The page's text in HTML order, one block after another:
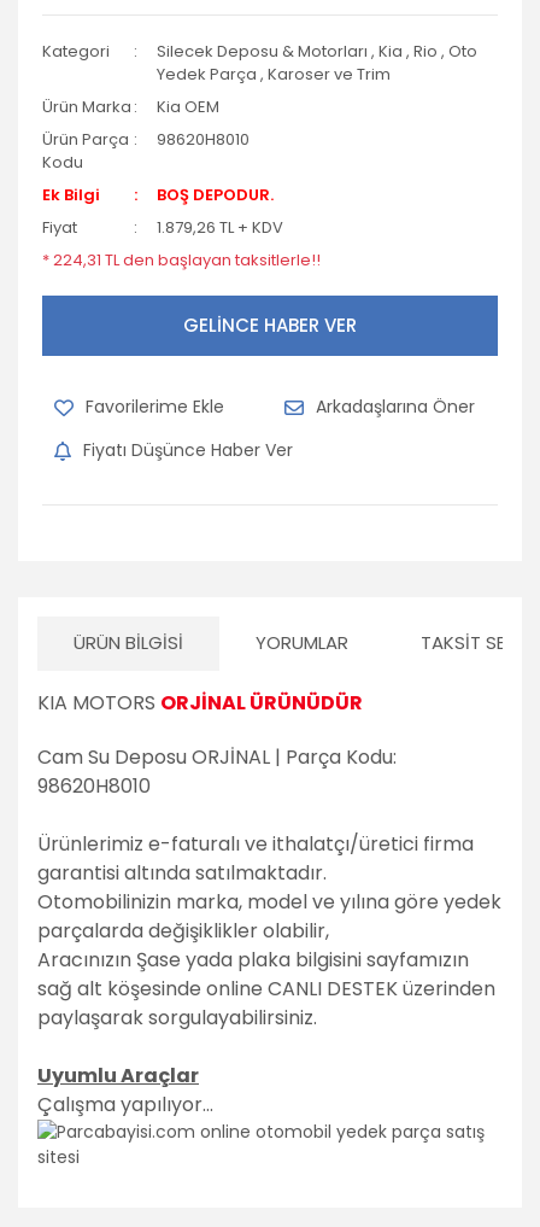
Kategori Silecek Deposu & Motorları , Kia , Rio , Oto
Yedek Parça , Karoser ve Trim
Ürün Marka
Kia OEM
Ürün Parça
Kodu
98620H8010
Ek Bilgi
BOŞ DEPODUR.
Fiyat
1.879,26 TL + KDV
* 224,31 TL den başlayan taksitlerle!!
GELİNCE HABER VER
Arkadaşlarına Öner
Fiyatı Düşünce Haber Ver
ÜRÜN BILGISI YORUMLAR TAKSIT
KIA MOTORS ORJİNAL ÜRÜNÜDÜR
Cam Su Deposu ORJİNAL | Parça Kodu:
98620H8010
Ürünlerimiz e-faturalı ve ithalatçı/üretici firma
garantisi altında satılmaktadır.
Otomobilinizin marka, model ve yılına göre yedek
parçalarda değişiklikler olabilir,
Aracınızın Şase yada plaka bilgisini sayfamızın
sağ alt köşesinde online CANLI DESTEK üzerinden
paylaşarak sorgulayabilirsiniz.
Uyumlu Araçlar
Çalışma yapılıyor...